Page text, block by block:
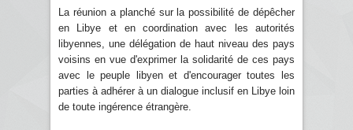
La réunion a planché sur la possibilité de dépêcher
en Libye et en coordination avec les autorités
libyennes, une délégation de haut niveau des pays
voisins en vue d'exprimer la solidarité de ces pays
avec le peuple libyen et d'encourager toutes les
parties à adhérer à un dialogue inclusif en Libye loin
de toute ingérence étrangère.